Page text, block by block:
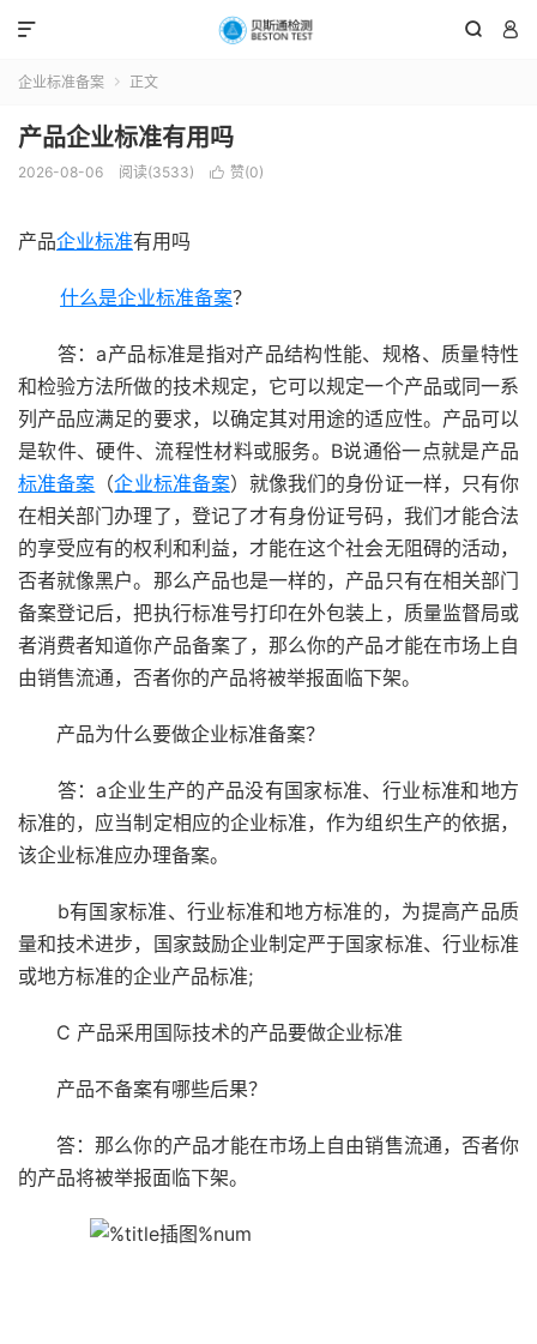
 

企业标准备案  正文
产品企业标准有用吗
2026-08-06 阅读(3533)  赞(0)
产品企业标准有用吗
什么是企业标准备案？
答：a产品标准是指对产品结构性能、规格、质量特性
和检验方法所做的技术规定，它可以规定一个产品或同一系
列产品应满足的要求，以确定其对用途的适应性。产品可以
是软件、硬件、流程性材料或服务。B说通俗一点就是产品
标准备案 （企业标准备案）就像我们的身份证一样，只有你
在相关部门办理了，登记了才有身份证号码，我们才能合法
的享受应有的权利和利益，才能在这个社会无阻碍的活动，
否者就像黑户。那么产品也是一样的，产品只有在相关部门
备案登记后，把执行标准号打印在外包装上，质量监督局或
者消费者知道你产品备案了，那么你的产品才能在市场上自
由销售流通，否者你的产品将被举报面临下架。
产品为什么要做企业标准备案？
答：a企业生产的产品没有国家标准、行业标准和地方
标准的，应当制定相应的企业标准，作为组织生产的依据，
该企业标准应办理备案。
b有国家标准、行业标准和地方标准的，为提高产品质
量和技术进步，国家鼓励企业制定严于国家标准、行业标准
或地方标准的企业产品标准;
C 产品采用国际技术的产品要做企业标准
产品不备案有哪些后果？
答：那么你的产品才能在市场上自由销售流通，否者你
的产品将被举报面临下架。